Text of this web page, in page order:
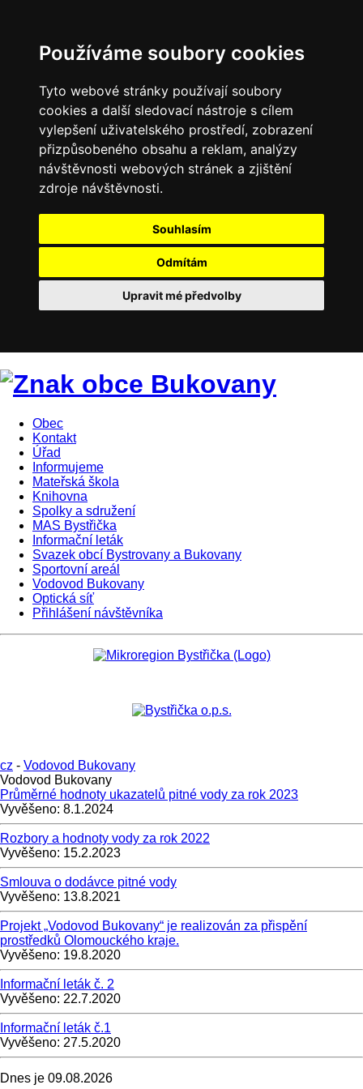
Používáme soubory cookies
Tyto webové stránky používají soubory
cookies a další sledovací nástroje s cílem
vylepšení uživatelského prostředí, zobrazení
přizpůsobeného obsahu a reklam, analýzy
návštěvnosti webových stránek a zjištění
zdroje návštěvnosti.
Souhlasím
Odmítám
Upravit mé předvolby
Obec
Kontakt
Úřad
Informujeme
Mateřská škola
Knihovna
Spolky a sdružení
MAS Bystřička
Informační leták
Svazek obcí Bystrovany a Bukovany
Sportovní areál
Vodovod Bukovany
Optická síť
Přihlášení návštěvníka
cz - Vodovod Bukovany
Vodovod Bukovany
Průměrné hodnoty ukazatelů pitné vody za rok 2023
Vyvěšeno: 8.1.2024
Rozbory a hodnoty vody za rok 2022
Vyvěšeno: 15.2.2023
Smlouva o dodávce pitné vody
Vyvěšeno: 13.8.2021
Projekt „Vodovod Bukovany“ je realizován za přispění
prostředků Olomouckého kraje.
Vyvěšeno: 19.8.2020
Informační leták č. 2
Vyvěšeno: 22.7.2020
Informační leták č.1
Vyvěšeno: 27.5.2020
Dnes je 09.08.2026